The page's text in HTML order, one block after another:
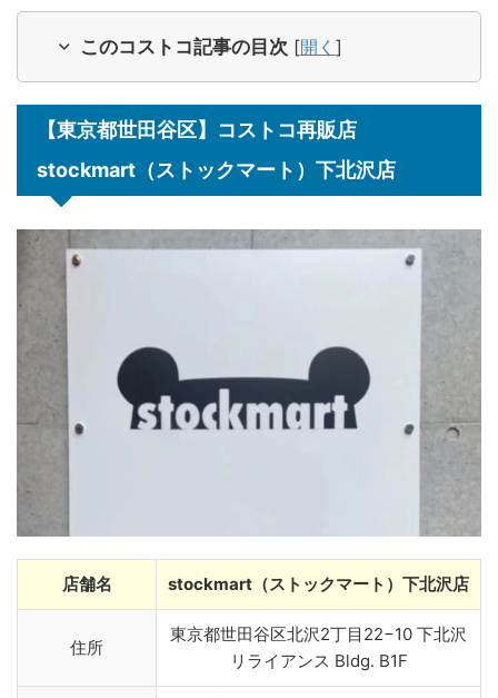
このコストコ記事の目次 [開く ]
【東京都世田谷区】コストコ再販店
stockmart（ストックマート）下北沢店
店舗名 stockmart（ストックマート）下北沢店
住所
東京都世田谷区北沢2丁目22−10 下北沢
リライアンス Bldg. B1F